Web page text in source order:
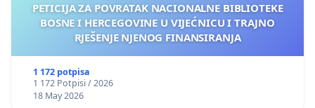
PETICIJA ZA POVRATAK NACIONALNE BIBLIOTEKE
BOSNE I HERCEGOVINE U VIJEĆNICU I TRAJNO
RJEŠENJE NJENOG FINANSIRANJA
1 172 potpisa
1 172 Potpisi / 2026
18 May 2026